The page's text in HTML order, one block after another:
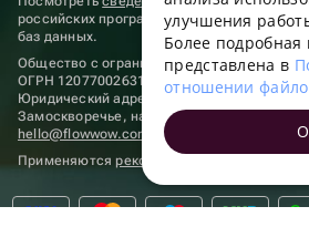
российских программ для электронных
баз данных.
Общество с ограниченной
ОГРН 1207700263198, ИНН 9702020445
Юридический адрес: г. Москва, вн.тер. г.
Замоскворечье, наб. Садовническая, д. 9,
hello@flowwow.com
8 800 555-16-15
Применяютсярекомендательные
улучшения
Более
представлена в
отношении